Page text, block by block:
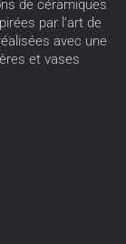
de céramiques
par l’art de
avec une
et vases